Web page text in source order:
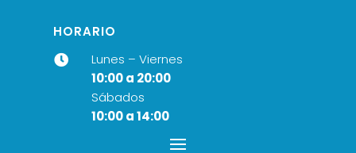
HORARIO

Lunes – Viernes
10:00 a 20:00
Sábados
10:00 a 14:00